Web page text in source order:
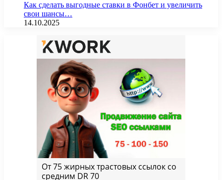
Как сделать выгодные ставки в Фонбет и увеличить
свои шансы…
14.10.2025